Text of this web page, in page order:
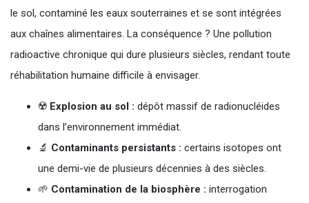
le sol, contaminé les eaux souterraines et se sont intégrées
aux chaînes alimentaires. La conséquence ? Une pollution
radioactive chronique qui dure plusieurs siècles, rendant toute
réhabilitation humaine difficile à envisager.
☢️ Explosion au sol : dépôt massif de radionucléides
dans l’environnement immédiat.
🔬 Contaminants persistants : certains isotopes ont
une demi-vie de plusieurs décennies à des siècles.
🌱 Contamination de la biosphère : interrogation